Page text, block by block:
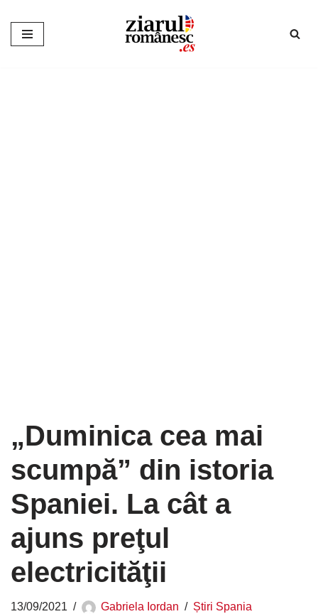
Sari
„Duminica cea mai
scumpă” din istoria
Spaniei. La cât a
ajuns preţul
electricităţii
13/09/2021 Gabriela Iordan Știri Spania